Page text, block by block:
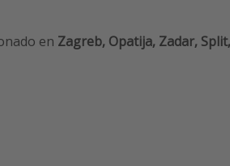
en Zagreb, Opatija, Zadar,